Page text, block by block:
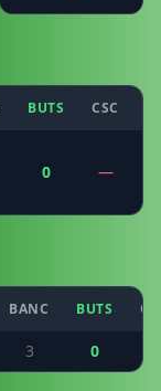
BUTS CSC
0 —
BANC BUTS
3 0